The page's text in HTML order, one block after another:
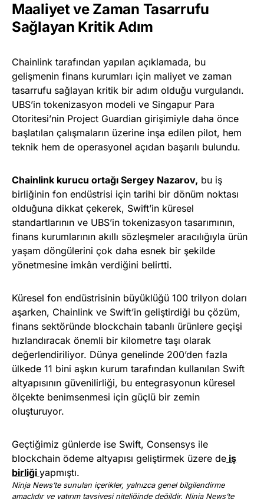
Maaliyet ve Zaman Tasarrufu
Sağlayan Kritik Adım
Chainlink tarafından yapılan açıklamada, bu
gelişmenin finans kurumları için maliyet ve zaman
tasarrufu sağlayan kritik bir adım olduğu vurgulandı.
UBS’in tokenizasyon modeli ve Singapur Para
Otoritesi’nin Project Guardian girişimiyle daha önce
başlatılan çalışmaların üzerine inşa edilen pilot, hem
teknik hem de operasyonel açıdan başarılı bulundu.
Chainlink kurucu ortağı Sergey Nazarov, bu iş
birliğinin fon endüstrisi için tarihi bir dönüm noktası
olduğuna dikkat çekerek, Swift’in küresel
standartlarının ve UBS’in tokenizasyon tasarımının,
finans kurumlarının akıllı sözleşmeler aracılığıyla ürün
yaşam döngülerini çok daha esnek bir şekilde
yönetmesine imkân verdiğini belirtti.
Küresel fon endüstrisinin büyüklüğü 100 trilyon doları
aşarken, Chainlink ve Swift’in geliştirdiği bu çözüm,
finans sektöründe blockchain tabanlı ürünlere geçişi
hızlandıracak önemli bir kilometre taşı olarak
değerlendiriliyor. Dünya genelinde 200’den fazla
ülkede 11 bini aşkın kurum tarafından kullanılan Swift
altyapısının güvenilirliği, bu entegrasyonun küresel
ölçekte benimsenmesi için güçlü bir zemin
oluşturuyor.
Geçtiğimiz günlerde ise Swift, Consensys ile
blockchain ödeme altyapısı geliştirmek üzere de iş
birliği yapmıştı.
Ninja News’te sunulan içerikler, yalnızca genel bilgilendirme
amaçlıdır ve yatırım tavsiyesi niteliğinde değildir. Ninja News’te